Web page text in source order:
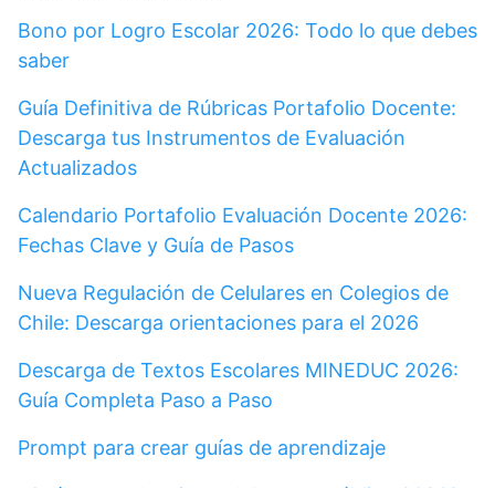
Bono por Logro Escolar 2026: Todo lo que debes
saber
Guía Definitiva de Rúbricas Portafolio Docente:
Descarga tus Instrumentos de Evaluación
Actualizados
Calendario Portafolio Evaluación Docente 2026:
Fechas Clave y Guía de Pasos
Nueva Regulación de Celulares en Colegios de
Chile: Descarga orientaciones para el 2026
Descarga de Textos Escolares MINEDUC 2026:
Guía Completa Paso a Paso
Prompt para crear guías de aprendizaje